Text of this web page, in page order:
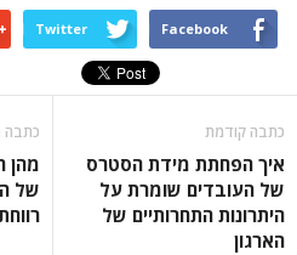
Facebook
Twitter
כתבה קודמת
איך הפחתת מידת הסטרס
של העובדים שומרת על
היתרונות התחרותיים של
הארגון
כתבה
מהן
של